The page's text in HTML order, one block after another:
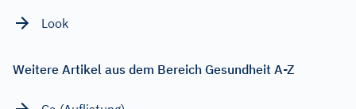
Look
Weitere Artikel aus dem Bereich Gesundheit A-Z